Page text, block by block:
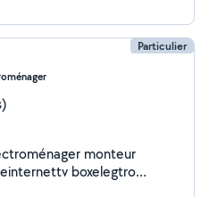
Particulier
monteur
boxelegtro